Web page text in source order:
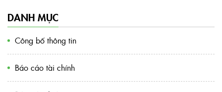
DANH MỤC
Công bố thông tin
Báo cáo tài chính